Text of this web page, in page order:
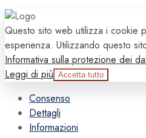
Questo sito web utilizza i cookie
esperienza. Utilizzando questo
Informativa sulla protezione dei
Leggi di più Accetta tutto
Consenso
Dettagli
Informazioni